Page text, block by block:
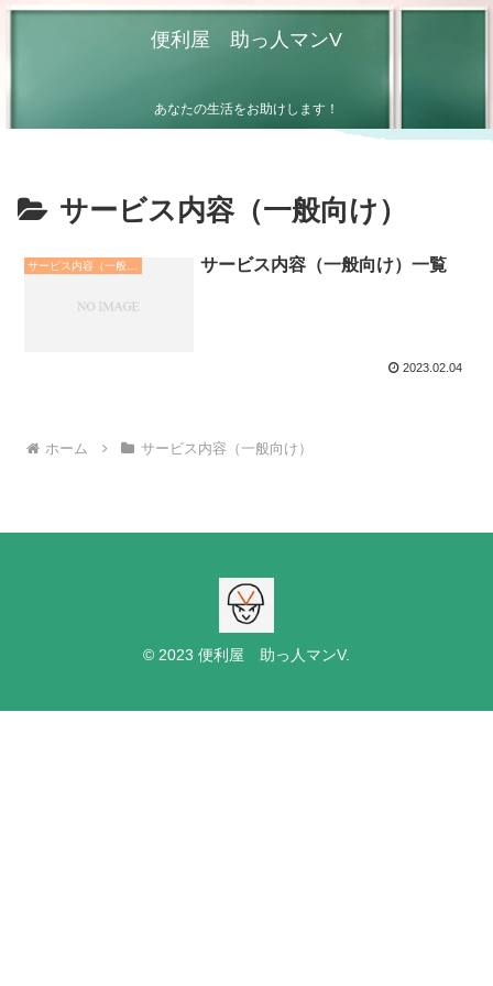
便利屋 助っ人マンV
あなたの生活をお助けします！
サービス内容（一般向け）
サービス内容（一般向け）一覧
2023.02.04
ホーム サービス内容（一般向け）
© 2023 便利屋 助っ人マンV.